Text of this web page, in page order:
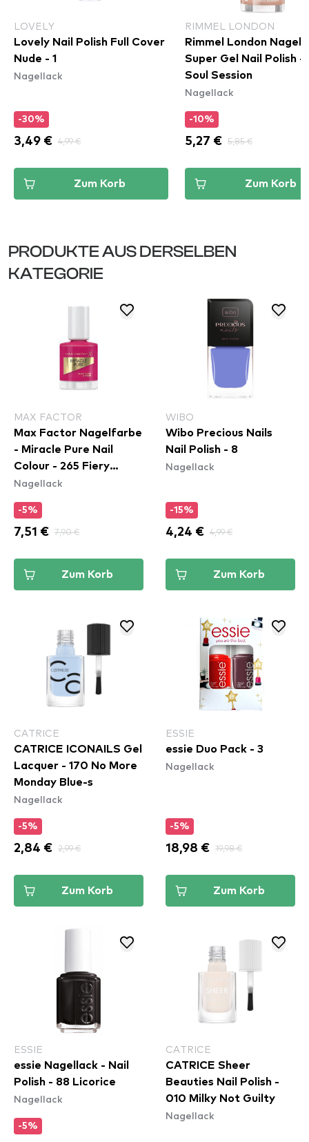
LOVELY
Lovely Nail Polish Full Cover
Nude - 1
Nagellack
-30%
3,49 € 4,99 €
Zum Korb
RIMMEL LONDON
Rimmel London
Super Gel Nail Polish -
Soul Session
Nagellack
-10%
5,27 € 5,85 €
Zum Korb
PRODUKTE AUS DERSELBEN
KATEGORIE
MAX FACTOR
Max Factor Nagelfarbe
- Miracle Pure Nail
Colour - 265 Fiery
Fuchsia
Nagellack
-5%
7,51 € 7,90 €
Zum Korb
WIBO
Wibo Precious Nails
Nail Polish - 8
Nagellack
-15%
4,24 € 4,99 €
Zum Korb
CATRICE
CATRICE ICONAILS Gel
Lacquer - 170 No More
Monday Blue-s
Nagellack
-5%
2,84 € 2,99 €
Zum Korb
ESSIE
essie Duo Pack - 3
Nagellack
-5%
18,98 € 19,98 €
Zum Korb
ESSIE
essie Nagellack - Nail
Polish - 88 Licorice
Nagellack
-5%
CATRICE
CATRICE Sheer
Beauties Nail Polish -
010 Milky Not Guilty
Nagellack